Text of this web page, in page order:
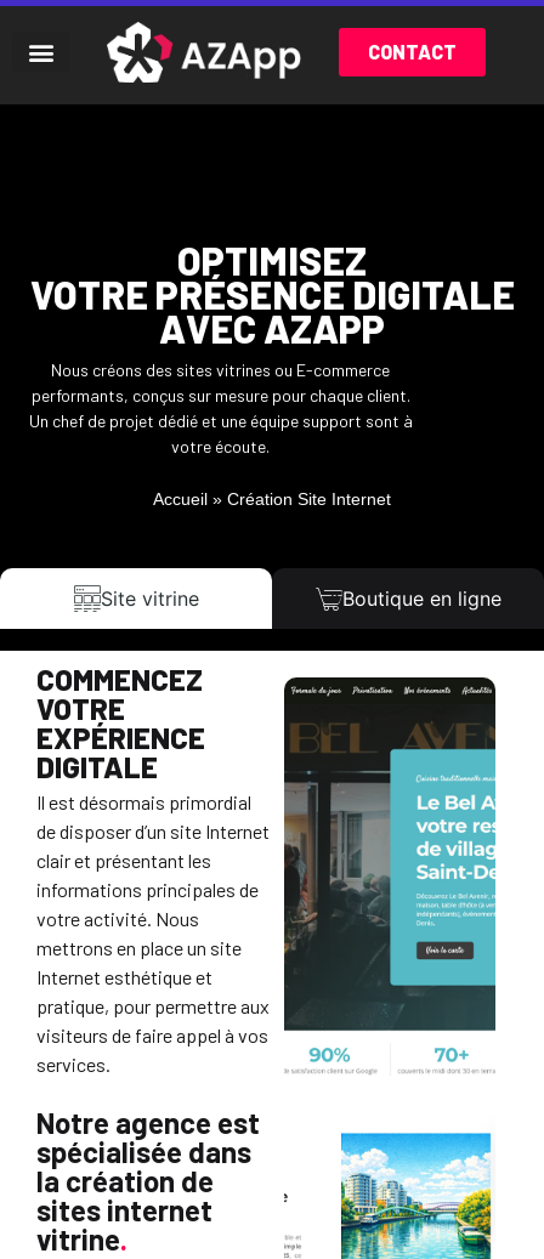
CONTACT
OPTIMISEZ
VOTRE PRÉSENCE DIGITALE
AVEC AZAPP
Nous créons des sites vitrines ou E-commerce
performants, conçus sur mesure pour chaque client.
Un chef de projet dédié et une équipe support sont à
votre écoute.
Accueil » Création Site Internet
Site vitrine Boutique en ligne
COMMENCEZ
VOTRE
EXPÉRIENCE
DIGITALE
Il est désormais primordial
de disposer d’un site Internet
clair et présentant les
informations principales de
votre activité. Nous
mettrons en place un site
Internet esthétique et
pratique, pour permettre aux
visiteurs de faire appel à vos
services.
Notre agence est
spécialisée dans
la création de
sites internet
vitrine.